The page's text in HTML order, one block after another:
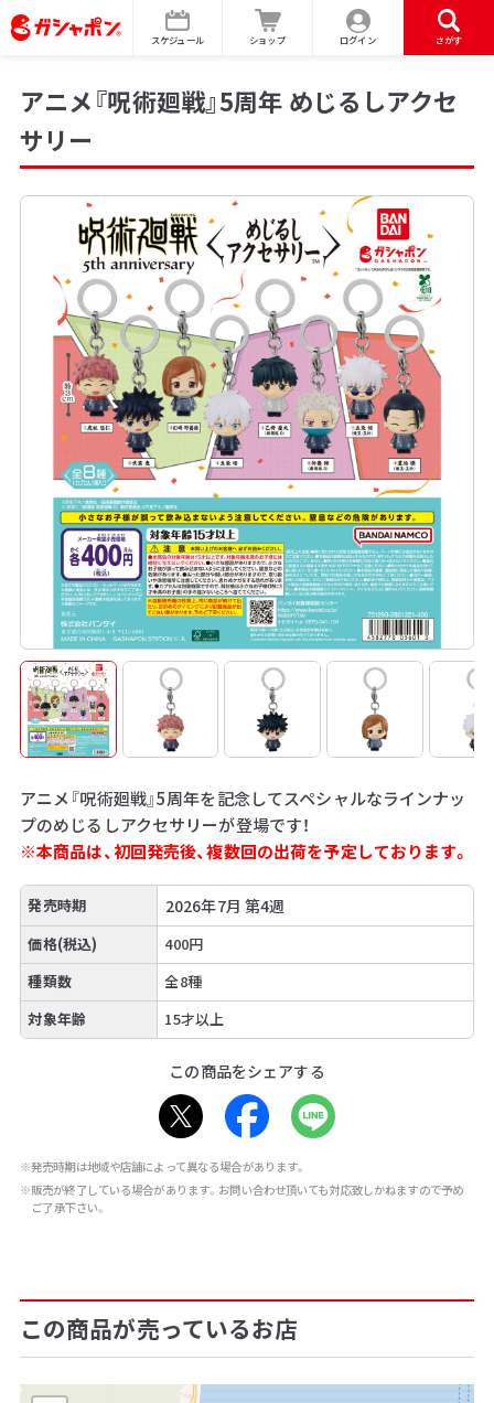
スケジュール ショップ ログイン さがす
アニメ『呪術廻戦』5周年 めじるしアクセ
サリー
アニメ『呪術廻戦』5周年を記念してスペシャルなラインナッ
プのめじるしアクセサリーが登場です！
※本商品は、初回発売後、複数回の出荷を予定しております。
発売時期 2026年7月 第4週
価格(税込)
400円
種類数
全8種
対象年齢
15才以上
この商品をシェアする
※発売時期は地域や店舗によって異なる場合があります。
※販売が終了している場合があります。お問い合わせ頂いても対応致しかねますので予め
ご了承下さい。
この商品が売っているお店